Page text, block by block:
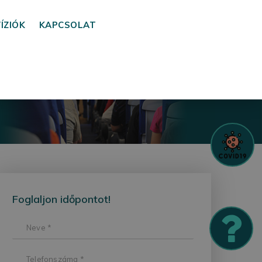
KAPCSOLAT
Foglaljon időpontot!